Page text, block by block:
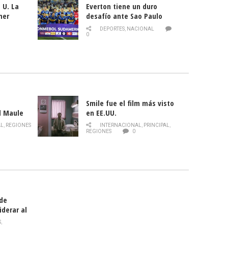
La
Everton tiene un duro
desafío ante Sao Paulo
DEPORTES, NACIONAL
0
Maule
de la
, REGIONES
Smile fue el film más visto
en EE.UU.
INTERNACIONAL, PRINCIPAL,
REGIONES
0
al
,